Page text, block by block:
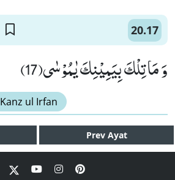
20.17
وَ مَا تِلْكَ بِیَمِیْنِكَ یٰمُوْسٰى(17)
Kanz ul Irfan
Prev Ayat